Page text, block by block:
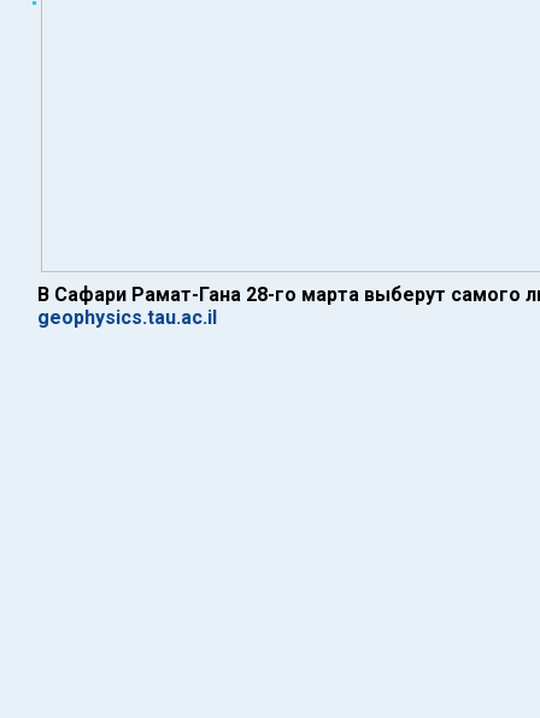
В Сафари Рамат-Гана 28-го марта выберут самого
geophysics.tau.ac.il